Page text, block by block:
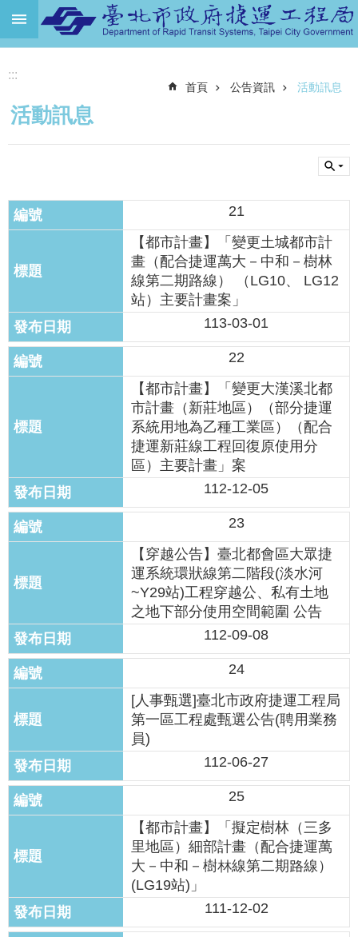
跳到主要內容區塊
階
尋
捷
網
地
開
發
服
人
文
關
懷
政
平
捷
影
視
站
導
覽
頁
English
:::
首頁 公告資訊 活動訊息
活動訊息
21
【都市計畫】「變更土城都市計
畫（配合捷運萬大－中和－樹林
線第二期路線） （LG10、 LG12
站）主要計畫案」
113-03-01
22
【都市計畫】「變更大漢溪北都
市計畫（新莊地區）（部分捷運
系統用地為乙種工業區）（配合
捷運新莊線工程回復原使用分
區）主要計畫」案
112-12-05
23
【穿越公告】臺北都會區大眾捷
運系統環狀線第二階段(淡水河
~Y29站)工程穿越公、私有土地
之地下部分使用空間範圍 公告
112-09-08
24
[人事甄選]臺北市政府捷運工程局
第⼀區工程處甄選公告(聘用業務
員)
112-06-27
25
【都市計畫】「擬定樹林（三多
里地區）細部計畫（配合捷運萬
大－中和－樹林線第二期路線）
(LG19站)」
111-12-02